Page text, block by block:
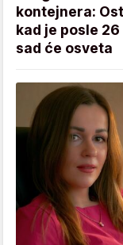
kontejnera:
kad je posle
sad će osveta